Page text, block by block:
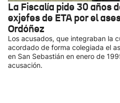
La Fiscalía pide 30 años
exjefes de ETA por el
Ordóñez
Los acusados, que integraban la
acordado de forma colegiada el
en San Sebastián en enero de
acusación.